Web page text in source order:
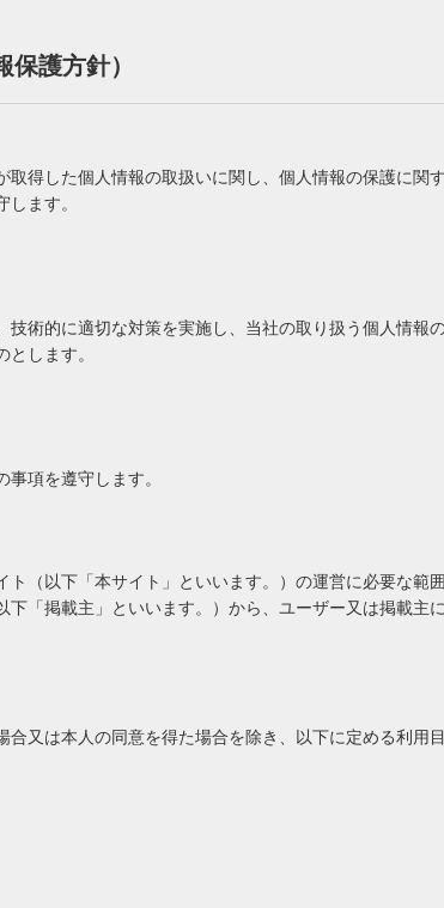
護方針）
得した個人情報の取扱いに関し、個人情報の保護に関
ます。
術的に適切な対策を実施し、当社の取り扱う個人情報
します。
項を遵守します。
（以下「本サイト」といいます。）の運営に必要な範
「掲載主」といいます。）から、ユーザー又は掲載主
又は本人の同意を得た場合を除き、以下に定める利用